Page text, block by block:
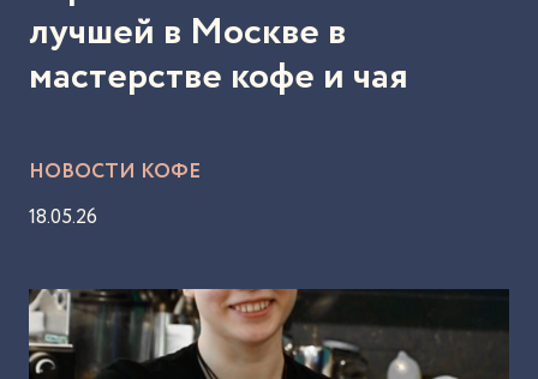
лучшей в Москве в
мастерстве кофе и чая
НОВОСТИ КОФЕ
18.05.26